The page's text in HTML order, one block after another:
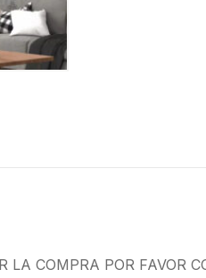
LA COMPRA POR FAVOR